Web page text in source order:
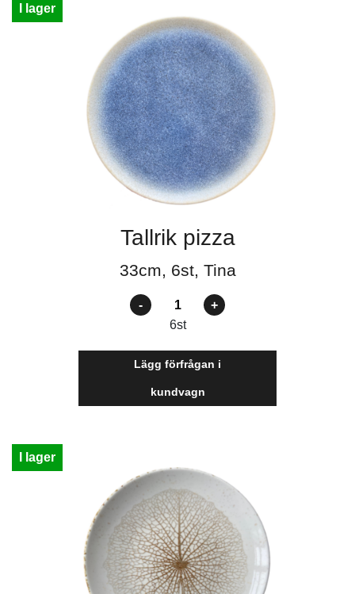
I lager
Tallrik pizza
33cm, 6st, Tina
Antal
6st
Lägg förfrågan i
kundvagn
I lager